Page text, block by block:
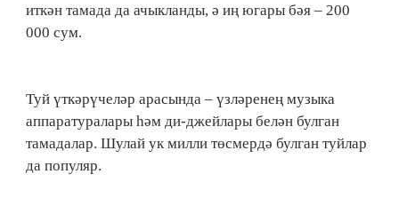
иткән тамада да ачыкланды, ә иң югары бәя – 200
000 сум.
Туй үткәрүчеләр арасында – үзләренең музыка
аппаратуралары һәм ди-джейлары белән булган
тамадалар. Шулай ук милли төсмердә булган туйлар
да популяр.